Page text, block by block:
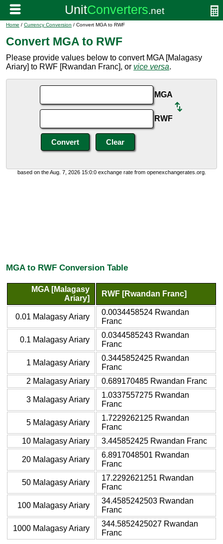
Home / Currency Conversion / Convert MGA to RWF
Convert MGA to RWF
Please provide values below to convert MGA [Malagasy
Ariary] to RWF [Rwandan Franc], or vice versa.
MGA
RWF
based on the Aug. 7, 2026 15:0:0 exchange rate from openexchangerates.org.
MGA to RWF Conversion Table
MGA [Malagasy
Ariary]
RWF [Rwandan Franc]
0.01 Malagasy Ariary
0.0034458524 Rwandan
Franc
0.1 Malagasy Ariary
0.0344585243 Rwandan
Franc
1 Malagasy Ariary
0.3445852425 Rwandan
Franc
2 Malagasy Ariary
0.689170485 Rwandan Franc
3 Malagasy Ariary
1.0337557275 Rwandan
Franc
5 Malagasy Ariary
1.7229262125 Rwandan
Franc
10 Malagasy Ariary
3.445852425 Rwandan Franc
20 Malagasy Ariary
6.8917048501 Rwandan
Franc
50 Malagasy Ariary
17.2292621251 Rwandan
Franc
100 Malagasy Ariary
34.4585242503 Rwandan
Franc
1000 Malagasy Ariary
344.5852425027 Rwandan
Franc